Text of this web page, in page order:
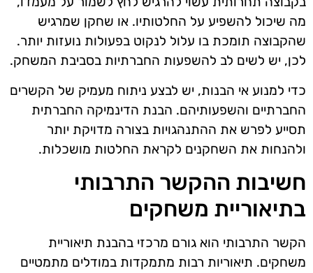
מה שיכול להשפיע על החלטותיו. או שחקן שמרגיש
שהקבוצה תומכת בו עלול לנקוט בפעולות נועזות יותר.
לכן, יש לשים לב להשפעות החברתיות בסביבת המשחק.
כדי למנוע אי הבנות, יש לבצע ניתוח מעמיק של הקשרים
החברתיים והשפעותיהם. הבנת הדינמיקה החברתית
תסייע לפרש את ההתנהגויות בצורה מדויקת יותר
ולהנחות את השחקנים לקראת החלטות מושכלות.
חשיבות ההקשר התרבותי
בתיאוריית משחקים
הקשר התרבותי הוא גורם מרכזי בהבנת תיאוריית
משחקים. תיאוריות רבות מתמקדות במודלים מתמטיים